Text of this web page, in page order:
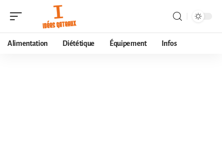
Alimentation Diététique Équipement Infos